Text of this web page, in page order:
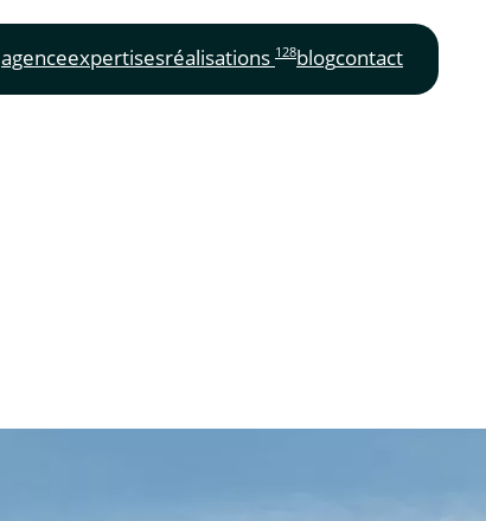
agenceexpertisesréalisations 128blogcontact